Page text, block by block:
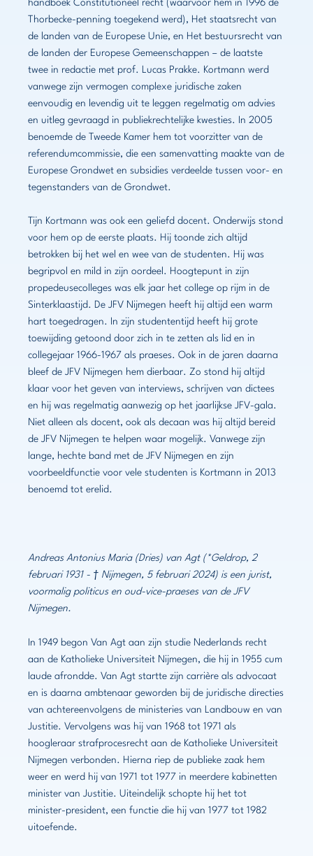
handboek Constitutioneel recht (waarvoor hem in 1996 de
Thorbecke-penning toegekend werd), Het staatsrecht van
de landen van de Europese Unie, en Het bestuursrecht van
de landen der Europese Gemeenschappen – de laatste
twee in redactie met prof. Lucas Prakke. Kortmann werd
vanwege zijn vermogen complexe juridische zaken
eenvoudig en levendig uit te leggen regelmatig om advies
en uitleg gevraagd in publiekrechtelijke kwesties. In 2005
benoemde de Tweede Kamer hem tot voorzitter van de
referendumcommissie, die een samenvatting maakte van de
Europese Grondwet en subsidies verdeelde tussen voor- en
tegenstanders van de Grondwet.
Tijn Kortmann was ook een geliefd docent. Onderwijs stond
voor hem op de eerste plaats. Hij toonde zich altijd
betrokken bij het wel en wee van de studenten. Hij was
begripvol en mild in zijn oordeel. Hoogtepunt in zijn
propedeusecolleges was elk jaar het college op rijm in de
Sinterklaastijd. De JFV Nijmegen heeft hij altijd een warm
hart toegedragen. In zijn studententijd heeft hij grote
toewijding getoond door zich in te zetten als lid en in
collegejaar 1966-1967 als praeses. Ook in de jaren daarna
bleef de JFV Nijmegen hem dierbaar. Zo stond hij altijd
klaar voor het geven van interviews, schrijven van dictees
en hij was regelmatig aanwezig op het jaarlijkse JFV-gala.
Niet alleen als docent, ook als decaan was hij altijd bereid
de JFV Nijmegen te helpen waar mogelijk. Vanwege zijn
lange, hechte band met de JFV Nijmegen en zijn
voorbeeldfunctie voor vele studenten is Kortmann in 2013
benoemd tot erelid.
Andreas Antonius Maria (Dries) van Agt (*Geldrop, 2
februari 1931 - † Nijmegen, 5 februari 2024) is een jurist,
voormalig politicus en oud-vice-praeses van de JFV
Nijmegen.
In 1949 begon Van Agt aan zijn studie Nederlands recht
aan de Katholieke Universiteit Nijmegen, die hij in 1955 cum
laude afrondde. Van Agt startte zijn carrière als advocaat
en is daarna ambtenaar geworden bij de juridische directies
van achtereenvolgens de ministeries van Landbouw en van
Justitie. Vervolgens was hij van 1968 tot 1971 als
hoogleraar strafprocesrecht aan de Katholieke Universiteit
Nijmegen verbonden. Hierna riep de publieke zaak hem
weer en werd hij van 1971 tot 1977 in meerdere kabinetten
minister van Justitie. Uiteindelijk schopte hij het tot
minister-president, een functie die hij van 1977 tot 1982
uitoefende.